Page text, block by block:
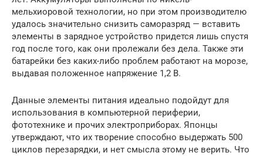
мельхиоровой технологии, но при этом производителю
удалось значительно снизить саморазряд — вставить
элементы в зарядное устройство придется лишь спустя
год после того, как они пролежали без дела. Также эти
батарейки без каких-либо проблем работают на морозе,
выдавая положенное напряжение 1,2 В.
Данные элементы питания идеально подойдут для
использования в компьютерной периферии,
фототехнике и прочих электроприборах. Японцы
утверждают, что их творение способно выдержать 500
циклов перезарядки, и нет смысла этому не верить. Что